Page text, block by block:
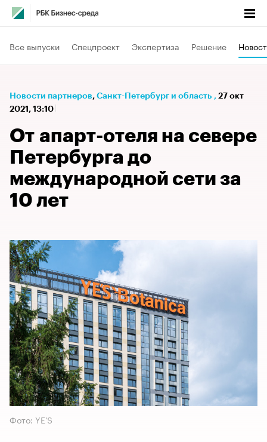
Все выпуски Спецпроект Экспертиза Решение
Новости партнеров⁠, Санкт-Петербург и область , 27 окт
2021, 13:10
От апарт-отеля на севере
Петербурга до
международной сети за
10 лет
Фото: YE'S